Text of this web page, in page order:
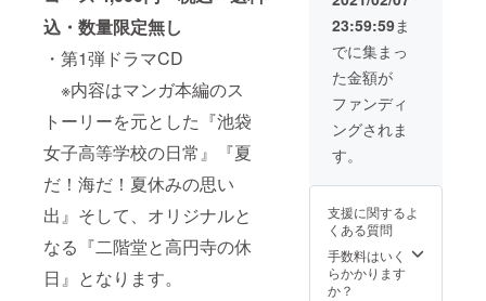
込・数量限定無し
・第1弾ドラマCD
※内容はマンガ本編のス
トーリーを元とした『池袋
女子高等学校の日常』『夏
だ！海だ！夏休みの思い
出』そして、オリジナルと
なる『二階堂と高円寺の休
日』となります。
先生描
き下ろ
しにて
ご用意
しま
す！ ▼
ポスト
先生描
き下ろ
し表紙
イラス
トをポ
スト
相当を
コミッ
ク文庫
サイズ
(A6)・
ペー
パー
バック
し)・全
にて全
て収録
しま
す。さ
らに書
23:59:59ま
でに集まっ
た金額が
ファンディ
ングされま
す。
支援に関するよ
くある質問
手数料はいく
らかかります
か？